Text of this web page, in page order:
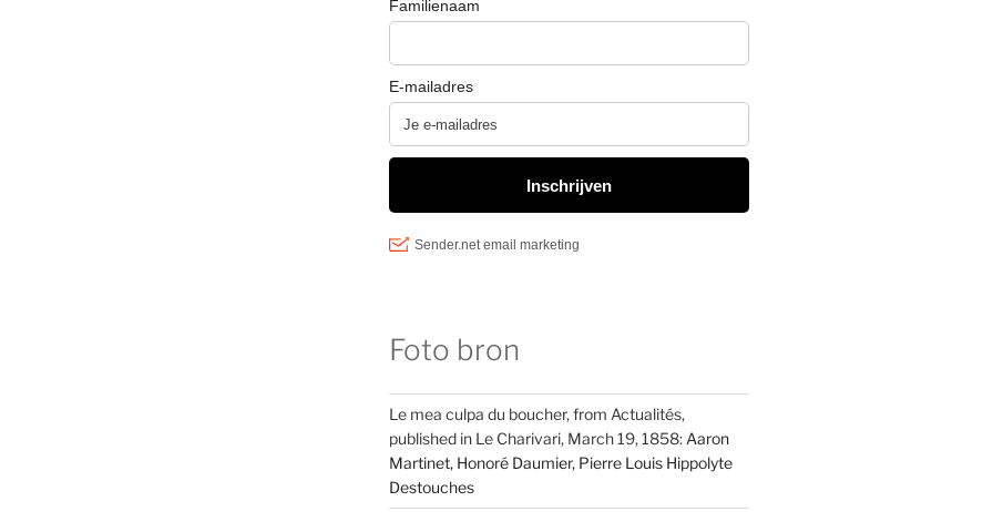
Foto bron
Le mea culpa du boucher, from Actualités,
published in Le Charivari, March 19, 1858: Aaron
Martinet, Honoré Daumier, Pierre Louis Hippolyte
Destouches